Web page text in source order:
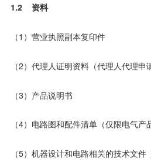
1.2 资料
（1）营业执照副本复印件
（2）代理人证明资料（代理人代理申
（3）产品说明书
（4）电路图和配件清单（仅限电气产
（5）机器设计和电路相关的技术文